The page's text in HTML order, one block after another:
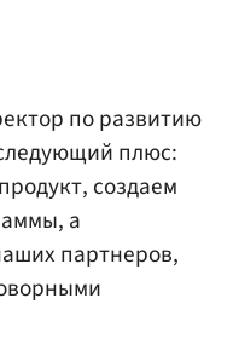
по развитию
плюс:
создаем
а
партнеров,